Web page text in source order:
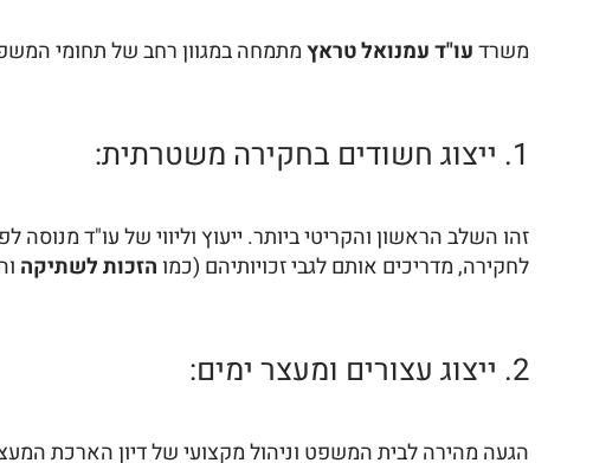
משרדעו"ד עמנואל טראץמתמחה במגוון רחב של תחומי
1. ייצוג חשודים בחקירה משטרתית:
זהו השלב הראשון והקריטי ביותר. ייעוץ וליווי של עו"ד
לחקירה, מדריכים אותם לגבי זכויותיהם (כמוהזכות לשתיקה
2. ייצוג עצורים ומעצר ימים:
הגעה מהירה לבית המשפט וניהול מקצועי של דיון הארכת